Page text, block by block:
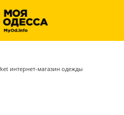
интернет-магазин одежды